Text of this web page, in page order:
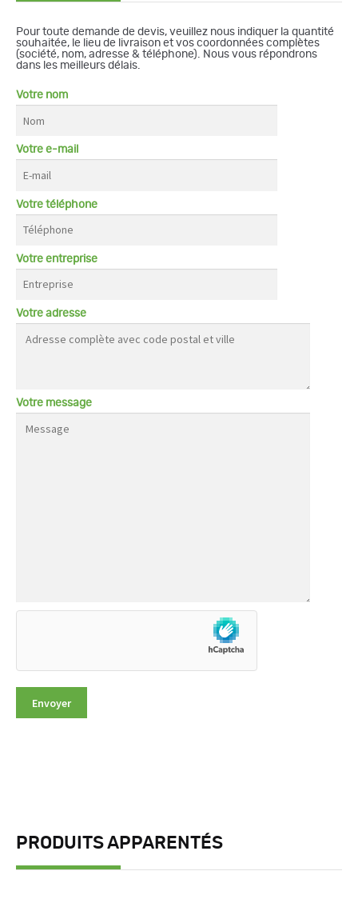
Pour toute demande de devis, veuillez nous indiquer la quantité
souhaitée, le lieu de livraison et vos coordonnées complètes
(société, nom, adresse & téléphone). Nous vous répondrons
dans les meilleurs délais.
Votre nom
Votre e-mail
Votre téléphone
Votre entreprise
Votre adresse
Votre message
PRODUITS APPARENTÉS